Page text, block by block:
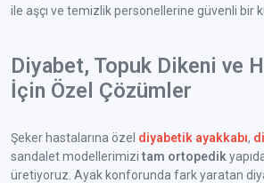
ile aşçı ve temizlik personellerine güvenli bir
Diyabet, Topuk Dikeni ve
İçin Özel Çözümler
Şeker hastalarına özel diyabetik ayakkabı,
sandalet modellerimizi tam ortopedik
üretiyoruz. Ayak konforunda fark yaratan